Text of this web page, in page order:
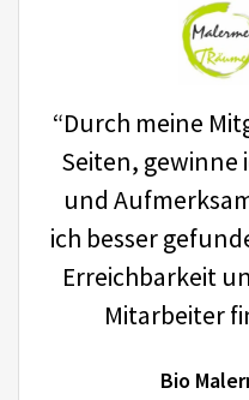
“Durch meine
Seiten, gewinne
und
ich besser
Erreichbarkeit
Mitarbeiter
Bio